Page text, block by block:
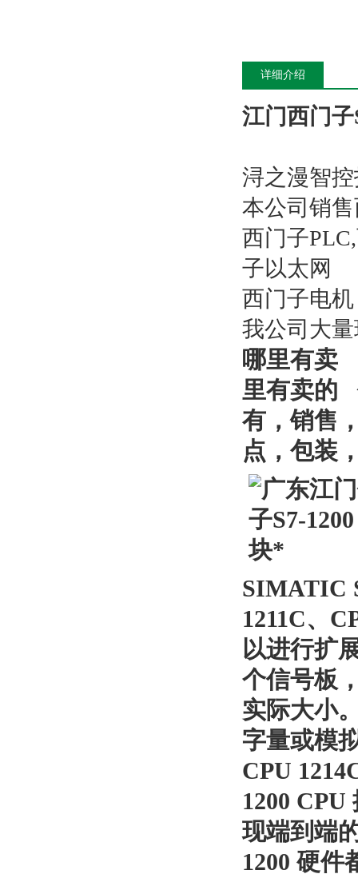
详细介绍
江门西门子
浔之漫智
本公司销
西门子
子以太网
西门子电
我公司大
哪里有卖
里有卖的
有，销售
点， 包装
SIMATIC
1211C、
以进行扩
个信号板
实际大小
字量或模
CPU
1200 CPU
现端到端
1200 硬件